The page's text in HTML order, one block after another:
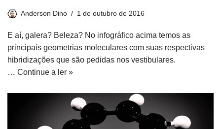
Anderson Dino 1 de outubro de 2016
E aí, galera? Beleza? No infográfico acima temos as
principais geometrias moleculares com suas respectivas
hibridizações que são pedidas nos vestibulares.
… Continue a ler »